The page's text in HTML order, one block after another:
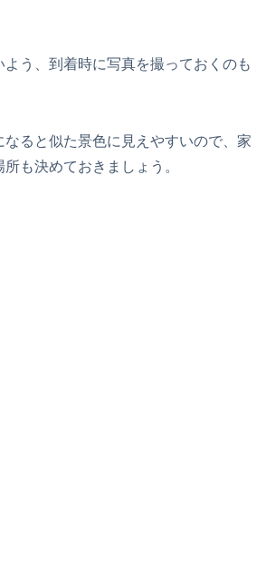
う、到着時に写真を撮っておくのも
ると似た景色に見えやすいので、家
も決めておきましょう。